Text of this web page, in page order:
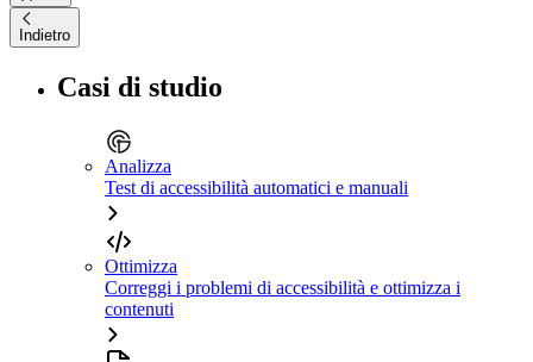
Indietro
Casi di studio
Analizza
Test di accessibilità automatici e manuali
Ottimizza
Correggi i problemi di accessibilità e ottimizza i
contenuti